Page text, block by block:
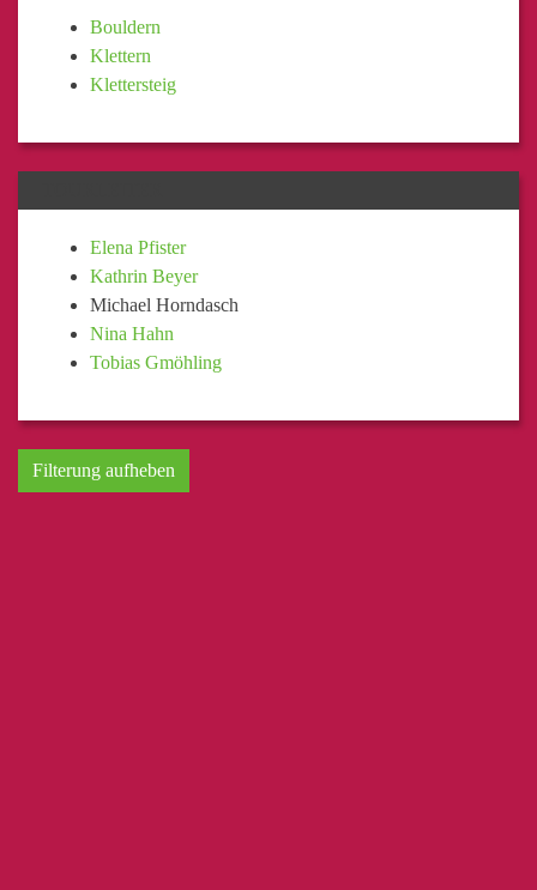
Bouldern
Klettern
Klettersteig
Elena Pfister
Kathrin Beyer
Michael Horndasch
Nina Hahn
Tobias Gmöhling
Filterung aufheben